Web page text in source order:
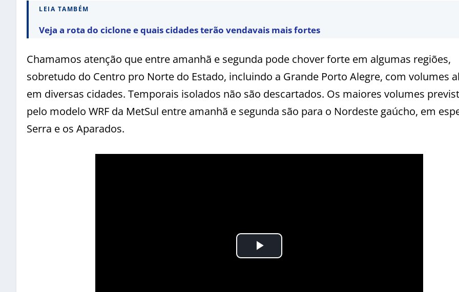
LEIA TAMBÉM
Veja a rota do ciclone e quais cidades terão vendavais mais fortes
Chamamos atenção que entre amanhã e segunda pode chover forte em algumas regiões,
sobretudo do Centro pro Norte do Estado, incluindo a Grande Porto Alegre, com volumes
em diversas cidades. Temporais isolados não são descartados. Os maiores volumes
pelo modelo WRF da MetSul entre amanhã e segunda são para o Nordeste gaúcho, em
Serra e os Aparados.